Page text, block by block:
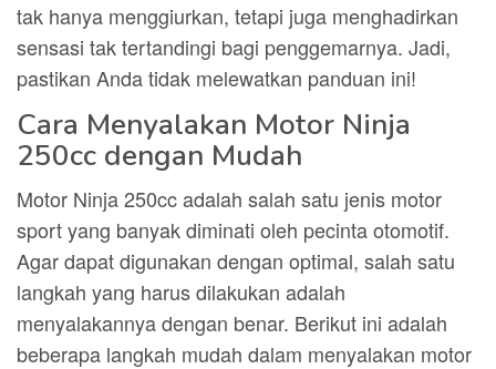
tak hanya menggiurkan, tetapi juga menghadirkan
sensasi tak tertandingi bagi penggemarnya. Jadi,
pastikan Anda tidak melewatkan panduan ini!
Cara Menyalakan Motor Ninja
250cc dengan Mudah
Motor Ninja 250cc adalah salah satu jenis motor
sport yang banyak diminati oleh pecinta otomotif.
Agar dapat digunakan dengan optimal, salah satu
langkah yang harus dilakukan adalah
menyalakannya dengan benar. Berikut ini adalah
beberapa langkah mudah dalam menyalakan motor